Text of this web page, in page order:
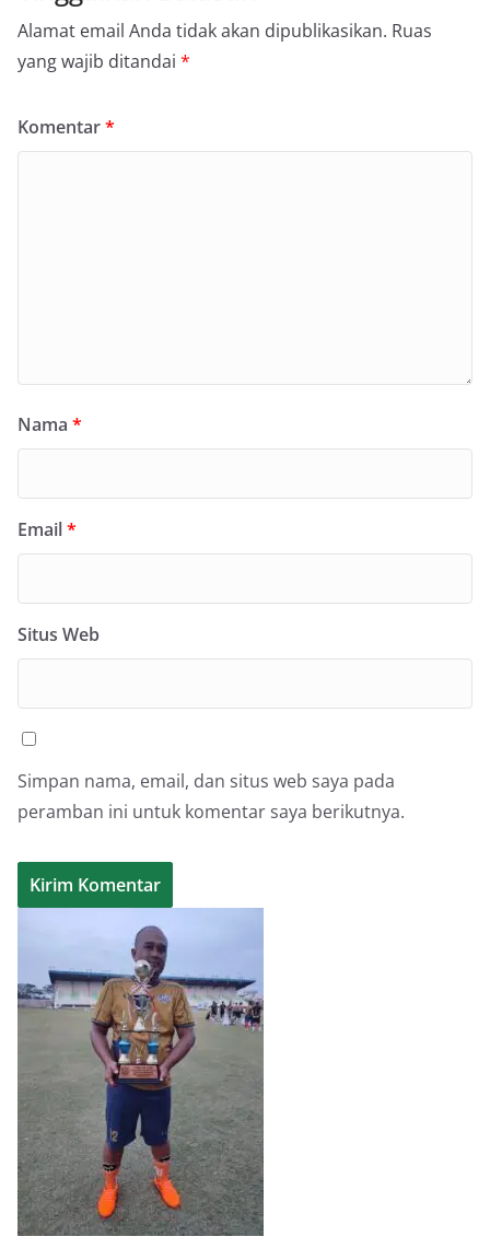
Alamat email Anda tidak akan dipublikasikan. Ruas
yang wajib ditandai *
Komentar*
Nama *
Email*
Situs Web
Simpan nama, email, dan situs web saya pada
peramban ini untuk komentar saya berikutnya.